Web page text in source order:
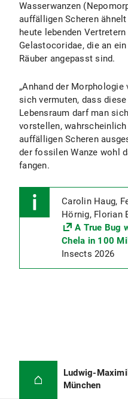
Wasserwanzen
auffälligen Scheren
heute lebenden
Gelastocoridae, die an
Räuber angepasst sind.
„Anhand der Morphologie
sich vermuten, dass
Lebensraum darf man
vorstellen, wahrscheinlich
auffälligen Scheren
der fossilen Wanze wohl
fangen.
Carolin Haug,
Hörnig, Florian
A True Bug
Chela in 100
Insects 2026
Ludwig-
München